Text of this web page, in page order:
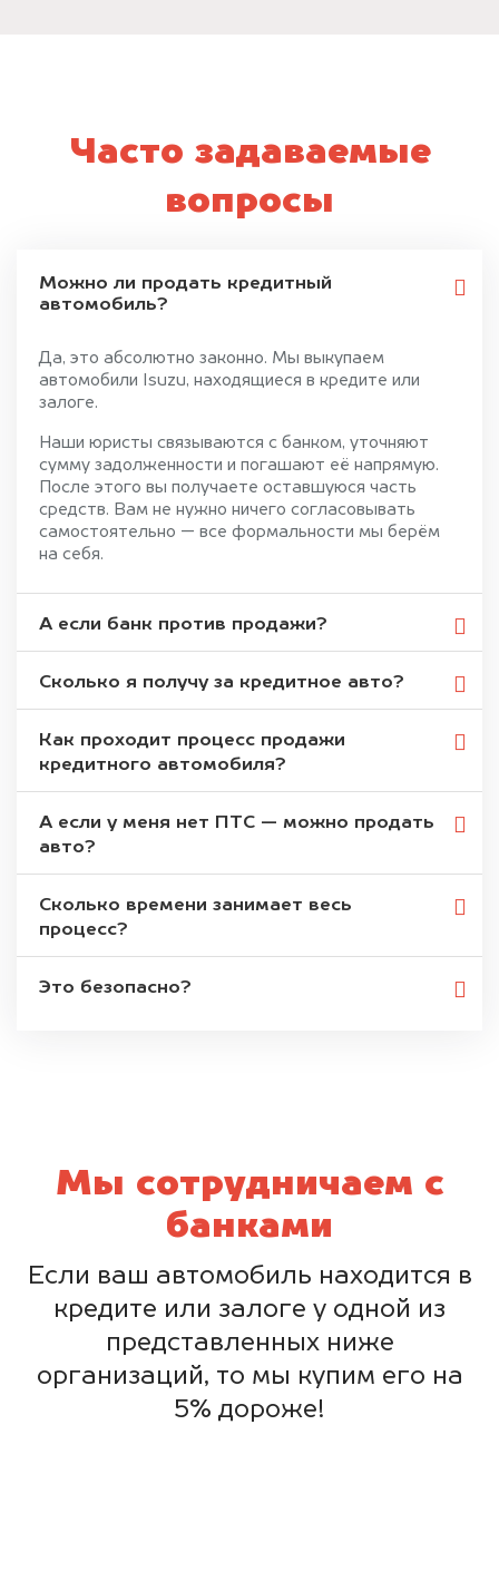
Часто задаваемые
вопросы
Можно ли продать кредитный
автомобиль?
Да, это абсолютно законно. Мы выкупаем
автомобили Isuzu, находящиеся в кредите или
залоге.
Наши юристы связываются с банком, уточняют
сумму задолженности и погашают её напрямую.
После этого вы получаете оставшуюся часть
средств. Вам не нужно ничего согласовывать
самостоятельно — все формальности мы берём
на себя.
А если банк против продажи?
Сколько я получу за кредитное авто?
Как проходит процесс продажи
кредитного автомобиля?
А если у меня нет ПТС — можно продать
авто?
Сколько времени занимает весь
процесс?
Это безопасно?
Мы сотрудничаем с
банками
Если ваш автомобиль находится в
кредите или залоге у одной из
представленных ниже
организаций, то мы купим его на
5% дороже!